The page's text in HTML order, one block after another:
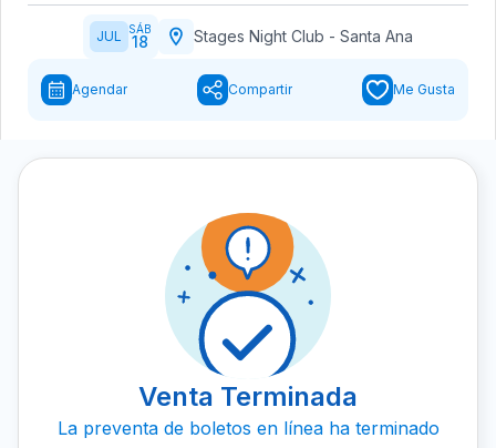
JUL SÁB
18 Stages Night Club - Santa Ana
Agendar Compartir Me Gusta
Venta Terminada
La preventa de boletos en línea ha terminado